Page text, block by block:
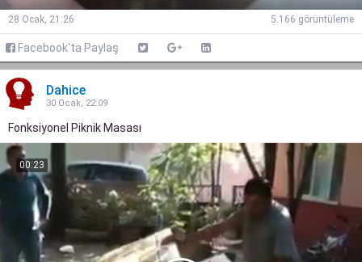
28 Ocak, 21:26 5.166 görüntüleme
Facebook'ta Paylaş
Dahice
30 Ocak, 22:09
Fonksiyonel Piknik Masası
00:23